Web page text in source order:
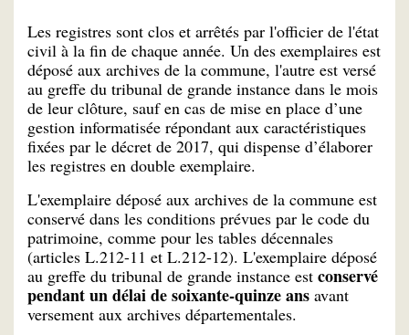
Les registres sont clos et arrêtés par l'officier de l'état
civil à la fin de chaque année. Un des exemplaires est
déposé aux archives de la commune, l'autre est versé
au greffe du tribunal de grande instance dans le mois
de leur clôture, sauf en cas de mise en place d’une
gestion informatisée répondant aux caractéristiques
fixées par le décret de 2017, qui dispense d’élaborer
les registres en double exemplaire.
L'exemplaire déposé aux archives de la commune est
conservé dans les conditions prévues par le code du
patrimoine, comme pour les tables décennales
(articles L.212-11 et L.212-12). L'exemplaire déposé
au greffe du tribunal de grande instance est conservé
pendant un délai de soixante-quinze ans avant
versement aux archives départementales.